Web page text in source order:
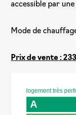
accessible par
Mode de
Prix de vente :
logement très
A